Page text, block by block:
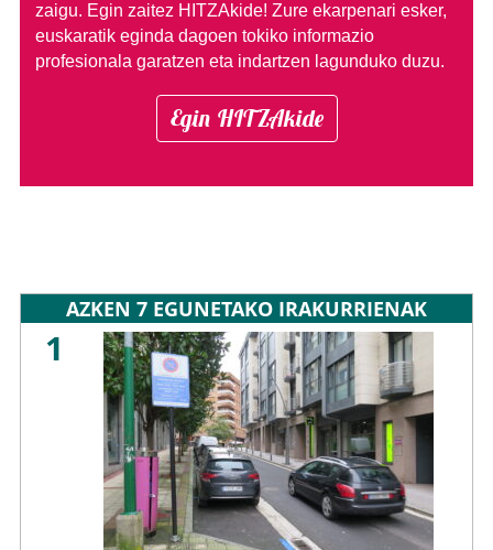
zaigu. Egin zaitez HITZAkide! Zure ekarpenari esker,
euskaratik eginda dagoen tokiko informazio
profesionala garatzen eta indartzen lagunduko duzu.
Egin HITZAkide
AZKEN 7 EGUNETAKO IRAKURRIENAK
1